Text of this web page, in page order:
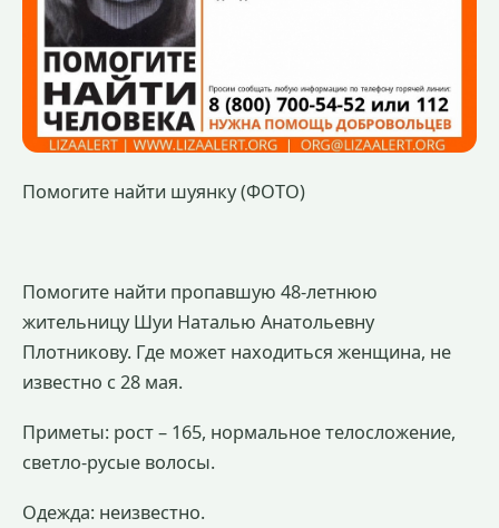
Помогите найти шуянку (ФОТО)
Помогите найти пропавшую 48-летнюю
жительницу Шуи Наталью Анатольевну
Плотникову. Где может находиться женщина, не
известно с 28 мая.
Приметы: рост – 165, нормальное телосложение,
светло-русые волосы.
Одежда: неизвестно.